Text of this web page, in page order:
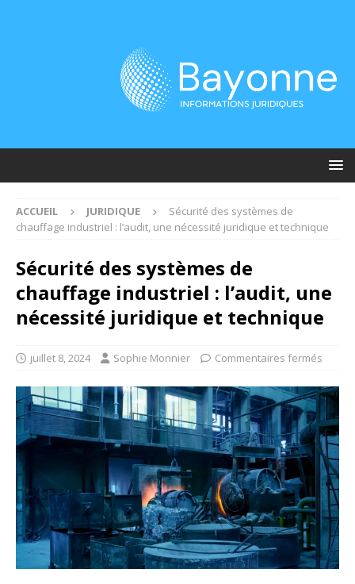
ACCUEIL JURIDIQUE
Sécurité des systèmes de
chauffage industriel : l’audit, une nécessité juridique et technique
Sécurité des systèmes de
chauffage industriel : l’audit, une
nécessité juridique et technique
juillet 8, 2024 Sophie Monnier Commentaires fermés